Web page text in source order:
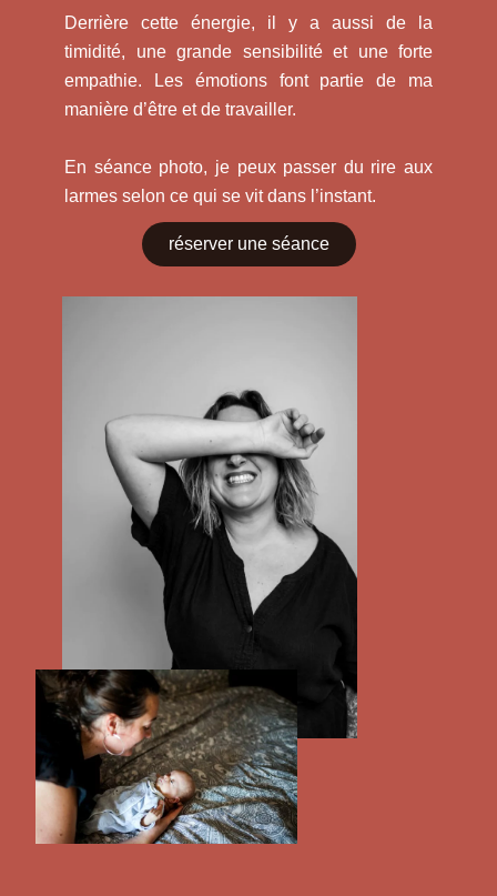
Derrière cette énergie, il y a aussi de la
timidité, une grande sensibilité et une forte
empathie. Les émotions font partie de ma
manière d’être et de travailler.
En séance photo, je peux passer du rire aux
larmes selon ce qui se vit dans l’instant.
réserver une séance